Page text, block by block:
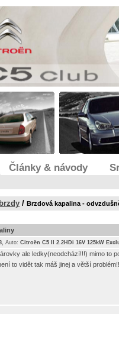
Články & návody
/ Brzdová kapalina -
Auto: Citroën C5 II 2.2HDi 16V 125kW
ale ledky(neodchází!!!) mimo to
to vidět tak máš jinej a větší